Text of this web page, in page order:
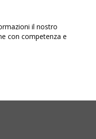
il nostro
con competenza e